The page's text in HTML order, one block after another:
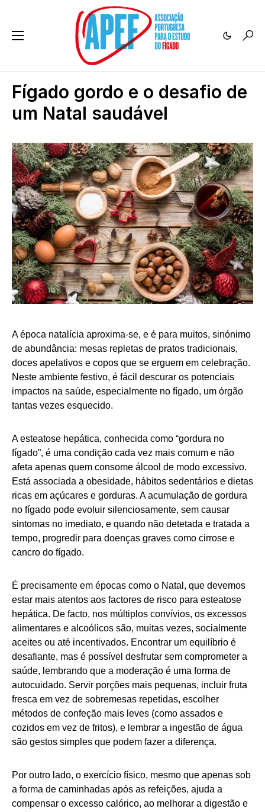
Fígado gordo e o desafio de
um Natal saudável
A época natalícia aproxima-se, e é para muitos, sinónimo
de abundância: mesas repletas de pratos tradicionais,
doces apelativos e copos que se erguem em celebração.
Neste ambiente festivo, é fácil descurar os potenciais
impactos na saúde, especialmente no fígado, um órgão
tantas vezes esquecido.
A esteatose hepática, conhecida como “gordura no
fígado”, é uma condição cada vez mais comum e não
afeta apenas quem consome álcool de modo excessivo.
Está associada a obesidade, hábitos sedentários e dietas
ricas em açúcares e gorduras. A acumulação de gordura
no fígado pode evoluir silenciosamente, sem causar
sintomas no imediato, e quando não detetada e tratada a
tempo, progredir para doenças graves como cirrose e
cancro do fígado.
É precisamente em épocas como o Natal, que devemos
estar mais atentos aos factores de risco para esteatose
hepática. De facto, nos múltiplos convívios, os excessos
alimentares e alcoólicos são, muitas vezes, socialmente
aceites ou até incentivados. Encontrar um equilíbrio é
desafiante, mas é possível desfrutar sem comprometer a
saúde, lembrando que a moderação é uma forma de
autocuidado. Servir porções mais pequenas, incluir fruta
fresca em vez de sobremesas repetidas, escolher
métodos de confeção mais leves (como assados e
cozidos em vez de fritos), e lembrar a ingestão de água
são gestos simples que podem fazer a diferença.
Por outro lado, o exercício físico, mesmo que apenas sob
a forma de caminhadas após as refeições, ajuda a
compensar o excesso calórico, ao melhorar a digestão e